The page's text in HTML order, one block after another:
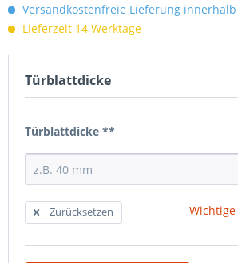
Versandkostenfreie Lieferung
Lieferzeit 14 Werktage
Türblattdicke
Türblattdicke **
Zurücksetzen